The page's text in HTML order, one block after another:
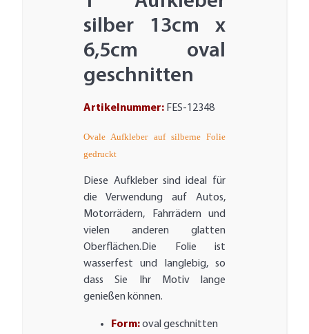
silber 13cm x
6,5cm oval
geschnitten
Artikelnummer: FES-12348
Ovale Aufkleber auf silberne Folie
gedruckt
Diese Aufkleber sind ideal für
die Verwendung auf Autos,
Motorrädern, Fahrrädern und
vielen anderen glatten
Oberflächen.Die Folie ist
wasserfest und langlebig, so
dass Sie Ihr Motiv lange
genießen können.
Form:oval geschnitten